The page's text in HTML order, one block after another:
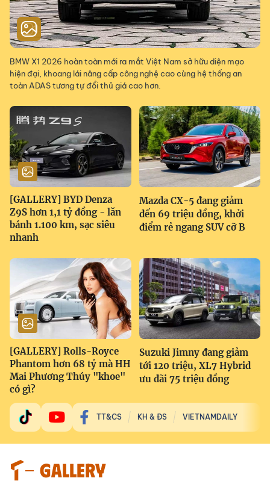
BMW X1 2026 hoàn toàn mới ra mắt Việt Nam sở hữu diện mạo
hiện đại, khoang lái nâng cấp công nghệ cao cùng hệ thống an
toàn ADAS tương tự đổi thủ giá cao hơn.
[GALLERY] BYD Denza
Z9S hơn 1,1 tỷ đồng - lăn
bánh 1.100 km, sạc siêu
nhanh
Mazda CX-5 đang giảm
đến 69 triệu đồng, khởi
điểm rẻ ngang SUV cỡ B
[GALLERY] Rolls-Royce
Phantom hơn 68 tỷ mà HH
Mai Phương Thúy "khoe"
có gì?
Suzuki Jimny đang giảm
tới 120 triệu, XL7 Hybrid
ưu đãi 75 triệu đồng
TT&CS KH & ĐS VIETNAMDAILY
GALLERY